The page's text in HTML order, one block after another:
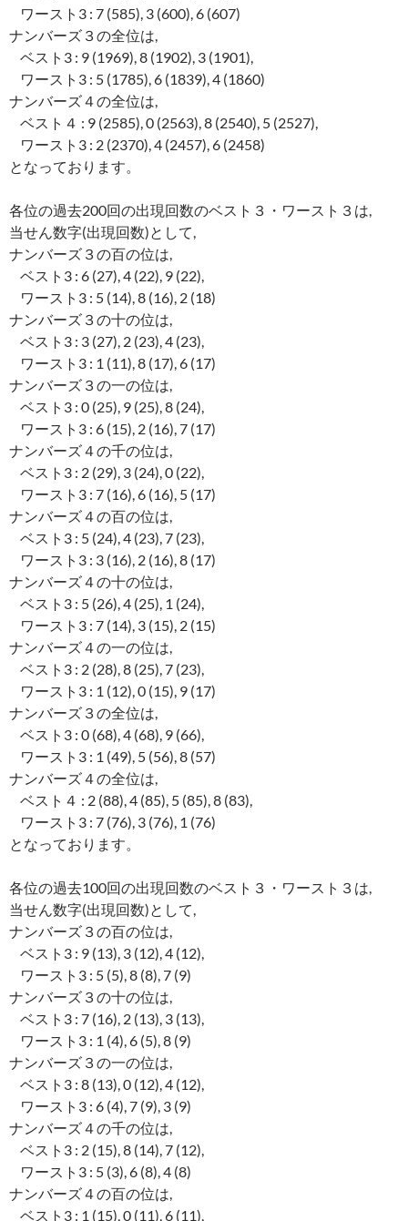
ワースト3 : 7 (585), 3 (600), 6 (607)
ナンバーズ３の全位は,
ベスト3 : 9 (1969), 8 (1902), 3 (1901),
ワースト3 : 5 (1785), 6 (1839), 4 (1860)
ナンバーズ４の全位は,
ベスト４ : 9 (2585), 0 (2563), 8 (2540), 5 (2527),
ワースト3 : 2 (2370), 4 (2457), 6 (2458)
となっております。
各位の過去200回の出現回数のベスト３・ワースト３は,
当せん数字(出現回数)として,
ナンバーズ３の百の位は,
ベスト3 : 6 (27), 4 (22), 9 (22),
ワースト3 : 5 (14), 8 (16), 2 (18)
ナンバーズ３の十の位は,
ベスト3 : 3 (27), 2 (23), 4 (23),
ワースト3 : 1 (11), 8 (17), 6 (17)
ナンバーズ３の一の位は,
ベスト3 : 0 (25), 9 (25), 8 (24),
ワースト3 : 6 (15), 2 (16), 7 (17)
ナンバーズ４の千の位は,
ベスト3 : 2 (29), 3 (24), 0 (22),
ワースト3 : 7 (16), 6 (16), 5 (17)
ナンバーズ４の百の位は,
ベスト3 : 5 (24), 4 (23), 7 (23),
ワースト3 : 3 (16), 2 (16), 8 (17)
ナンバーズ４の十の位は,
ベスト3 : 5 (26), 4 (25), 1 (24),
ワースト3 : 7 (14), 3 (15), 2 (15)
ナンバーズ４の一の位は,
ベスト3 : 2 (28), 8 (25), 7 (23),
ワースト3 : 1 (12), 0 (15), 9 (17)
ナンバーズ３の全位は,
ベスト3 : 0 (68), 4 (68), 9 (66),
ワースト3 : 1 (49), 5 (56), 8 (57)
ナンバーズ４の全位は,
ベスト４ : 2 (88), 4 (85), 5 (85), 8 (83),
ワースト3 : 7 (76), 3 (76), 1 (76)
となっております。
各位の過去100回の出現回数のベスト３・ワースト３は,
当せん数字(出現回数)として,
ナンバーズ３の百の位は,
ベスト3 : 9 (13), 3 (12), 4 (12),
ワースト3 : 5 (5), 8 (8), 7 (9)
ナンバーズ３の十の位は,
ベスト3 : 7 (16), 2 (13), 3 (13),
ワースト3 : 1 (4), 6 (5), 8 (9)
ナンバーズ３の一の位は,
ベスト3 : 8 (13), 0 (12), 4 (12),
ワースト3 : 6 (4), 7 (9), 3 (9)
ナンバーズ４の千の位は,
ベスト3 : 2 (15), 8 (14), 7 (12),
ワースト3 : 5 (3), 6 (8), 4 (8)
ナンバーズ４の百の位は,
ベスト3 : 1 (15), 0 (11), 6 (11),